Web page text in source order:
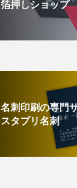
箔押しショップ
名刺印刷の専門
スタプリ名刺